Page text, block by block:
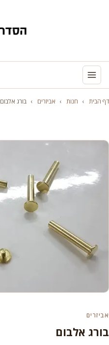
דף הבית › חנות › אביזרים › בורג אלבום
אביזרים
בורג אלבום